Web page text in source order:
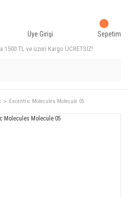
1500 TL ve üzeri Kargo ÜCRETSİZ!
Üye Girişi Sepetim
Escentric Molecules Molecule 05